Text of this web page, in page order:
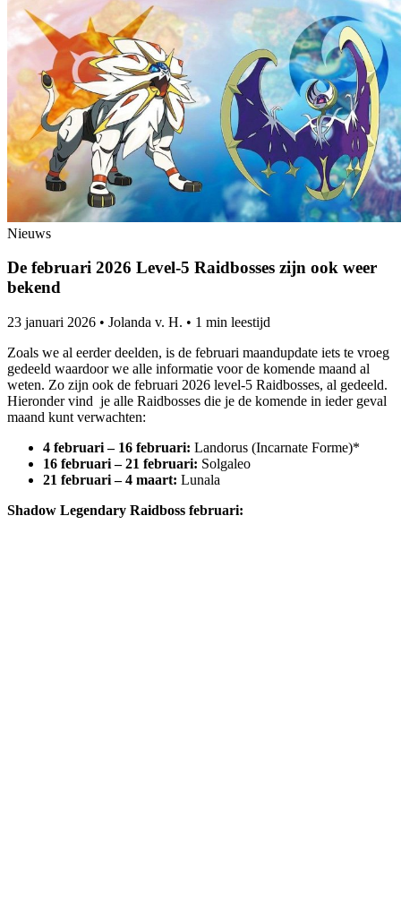
Nieuws
De februari 2026 Level-5 Raidbosses zijn ook weer
bekend
23 januari 2026 • Jolanda v. H. • 1 min leestijd
Zoals we al eerder deelden, is de februari maandupdate iets te vroeg
gedeeld waardoor we alle informatie voor de komende maand al
weten. Zo zijn ook de februari 2026 level-5 Raidbosses, al gedeeld.
Hieronder vind je alle Raidbosses die je de komende in ieder geval
maand kunt verwachten:
4 februari – 16 februari: Landorus (Incarnate Forme)*
16 februari – 21 februari: Solgaleo
21 februari – 4 maart: Lunala
Shadow Legendary Raidboss februari: